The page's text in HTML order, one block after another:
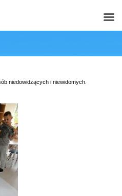
niedowidzących i niewidomych.